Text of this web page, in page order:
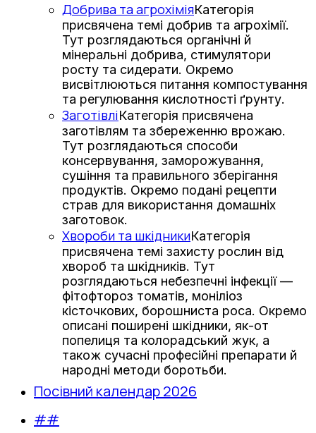
Добрива та агрохіміяКатегорія
присвячена темі добрив та агрохімії.
Тут розглядаються органічні й
мінеральні добрива, стимулятори
росту та сидерати. Окремо
висвітлюються питання компостування
та регулювання кислотності ґрунту.
ЗаготівліКатегорія присвячена
заготівлям та збереженню врожаю.
Тут розглядаються способи
консервування, заморожування,
сушіння та правильного зберігання
продуктів. Окремо подані рецепти
страв для використання домашніх
заготовок.
Хвороби та шкідникиКатегорія
присвячена темі захисту рослин від
хвороб та шкідників. Тут
розглядаються небезпечні інфекції —
фітофтороз томатів, моніліоз
кісточкових, борошниста роса. Окремо
описані поширені шкідники, як-от
попелиця та колорадський жук, а
також сучасні професійні препарати й
народні методи боротьби.
Посівний календар 2026
##